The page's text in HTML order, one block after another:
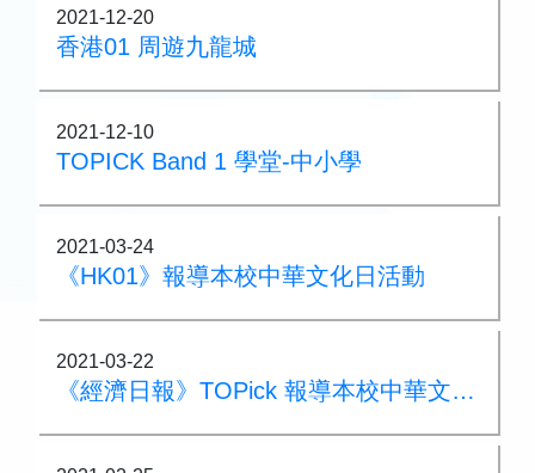
2021-12-20
香港01 周遊九龍城
2021-12-10
TOPICK Band 1 學堂-中小學
2021-03-24
《HK01》報導本校中華文化日活動
2021-03-22
《經濟日報》TOPick 報導本校中華文化日活動